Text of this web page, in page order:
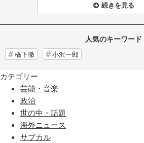
続きを見る
人気のキーワード
橋下徹 小沢一郎
カテゴリー
芸能・音楽
政治
世の中・話題
海外ニュース
サブカル